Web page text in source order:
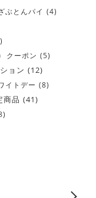
ぶとんパイ (4)
クーポン (5)
ョン (12)
イトデー (8)
商品 (41)